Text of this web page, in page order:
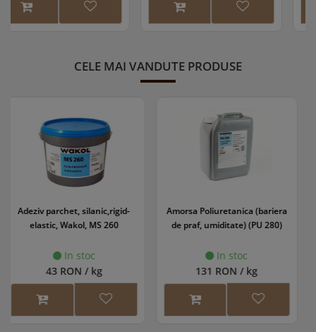
CELE MAI VANDUTE PRODUSE
Amorsa Poliuretanica (bariera
de praf, umiditate) (PU 280)
In stoc
131 RON / kg
Grund parchet WS EasyPrime
In stoc
118 RON / l